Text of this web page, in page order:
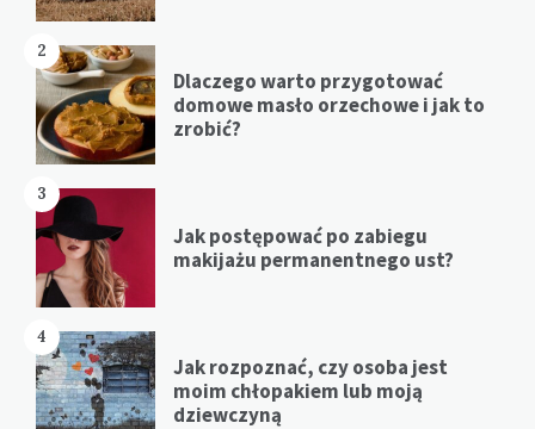
2
Dlaczego warto przygotować
domowe masło orzechowe i jak to
zrobić?
3
Jak postępować po zabiegu
makijażu permanentnego ust?
4
Jak rozpoznać, czy osoba jest
moim chłopakiem lub moją
dziewczyną